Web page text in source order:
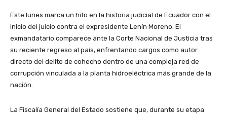
Este lunes marca un hito en la historia judicial de Ecuador con el
inicio del juicio contra el expresidente Lenín Moreno. El
exmandatario comparece ante la Corte Nacional de Justicia tras
su reciente regreso al país, enfrentando cargos como autor
directo del delito de cohecho dentro de una compleja red de
corrupción vinculada a la planta hidroeléctrica más grande de la
nación.
​La Fiscalía General del Estado sostiene que, durante su etapa